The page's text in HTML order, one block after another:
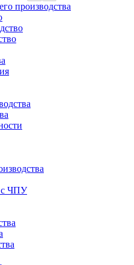
производства
с ЧПУ